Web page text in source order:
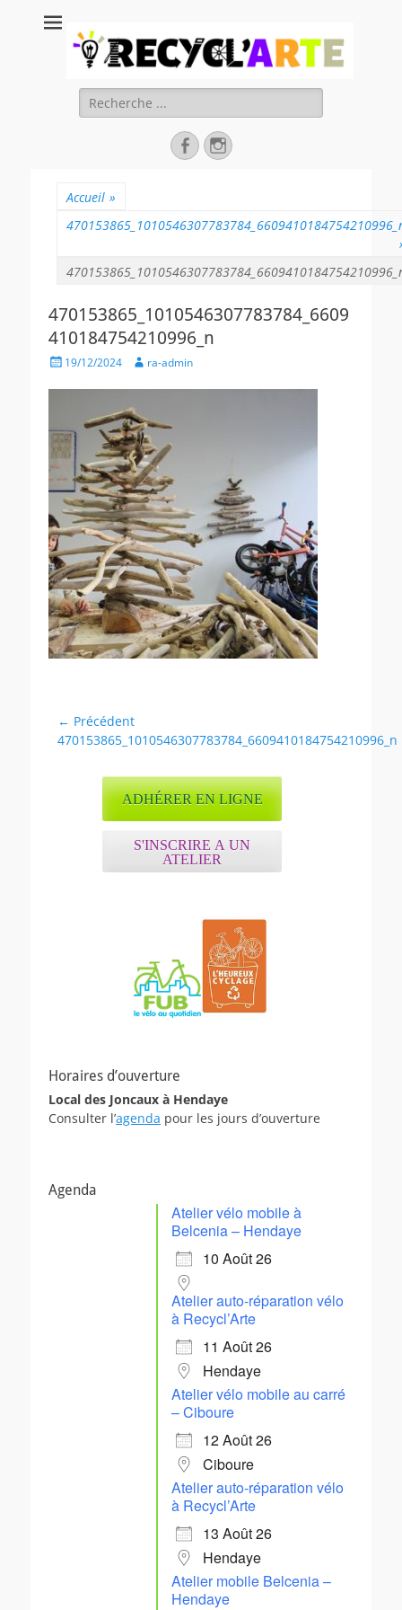
Recycl'Arte, faire
soi-même et
réduire les
déchets
Rechercher :
FacebookInstagram
Accueil »
470153865_1010546307783784_6609
410184754210996_n
Posted19/12/2024 Authorra-admin
Navigation
de
← Précédent
Article
470153865_1010546307783784_6609410184754210996_n
ADHÉRER EN LIGNE
S'INSCRIRE A UN
ATELIER
Horaires d’ouverture
Local des Joncaux à Hendaye
Consulter l’agenda pour les jours d’ouverture
Agenda
Atelier vélo mobile à
Belcenia – Hendaye
10 Août 26
Atelier auto-réparation vélo
à Recycl’Arte
11 Août 26
Hendaye
Atelier vélo mobile au carré
– Ciboure
12 Août 26
Ciboure
Atelier auto-réparation vélo
à Recycl’Arte
13 Août 26
Hendaye
Atelier mobile Belcenia –
Hendaye